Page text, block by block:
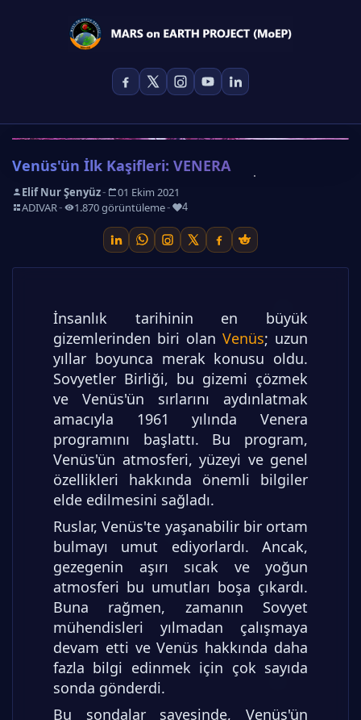
Venüs'ün İlk Kaşifleri: VENERA
Elif Nur Şenyüz- 01 Ekim 2021
- ADIVAR- 1.870 görüntüleme- 4
İnsanlık tarihinin en büyük
gizemlerinden biri olan Venüs; uzun
yıllar boyunca merak konusu oldu.
Sovyetler Birliği, bu gizemi çözmek
ve Venüs'ün sırlarını aydınlatmak
amacıyla 1961 yılında Venera
programını başlattı. Bu program,
Venüs'ün atmosferi, yüzeyi ve genel
özellikleri hakkında önemli bilgiler
elde edilmesini sağladı.
Ruslar, Venüs'te yaşanabilir bir ortam
bulmayı umut ediyorlardı. Ancak,
gezegenin aşırı sıcak ve yoğun
atmosferi bu umutları boşa çıkardı.
Buna rağmen, zamanın Sovyet
mühendisleri yılmadan çalışmaya
devam etti ve Venüs hakkında daha
fazla bilgi edinmek için çok sayıda
sonda gönderdi.
Bu sondalar sayesinde, Venüs'ün